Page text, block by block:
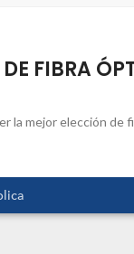
FIBRA
la mejor elección